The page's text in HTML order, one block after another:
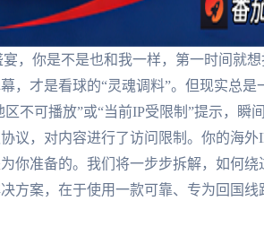
，你是不是也和我一样，第一时间就
，才是看球的“灵魂调料”。但现实总是
不可播放”或“当前IP受限制”提示，瞬
议，对内容进行了访问限制。你的海外
你准备的。我们将一步步拆解，如何绕
方案，在于使用一款可靠、专为回国线